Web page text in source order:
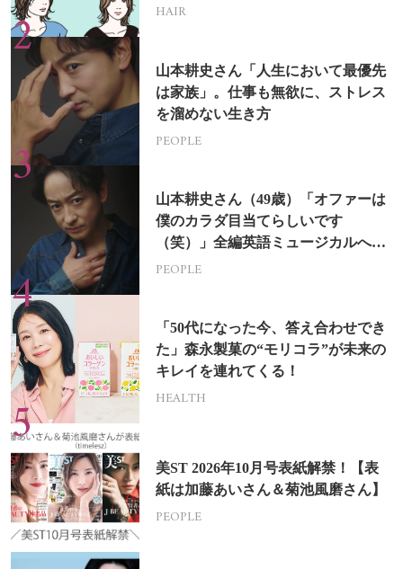
HAIR
山本耕史さん「人生において最優先
は家族」。仕事も無欲に、ストレス
を溜めない生き方
PEOPLE
山本耕史さん（49歳）「オファーは
僕のカラダ目当てらしいです
（笑）」全編英語ミュージカルへの
挑戦
PEOPLE
「50代になった今、答え合わせでき
た」森永製菓の“モリコラ”が未来の
キレイを連れてくる！
HEALTH
美ST 2026年10月号表紙解禁！【表
紙は加藤あいさん＆菊池風磨さん】
PEOPLE